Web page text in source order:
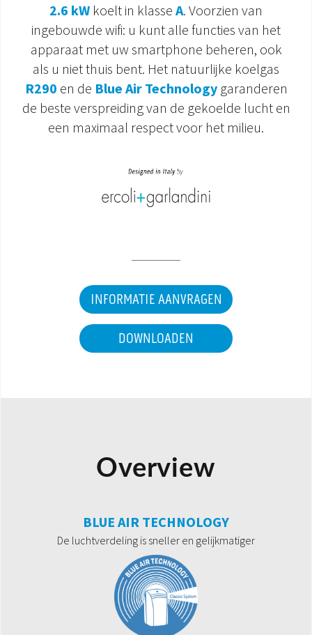
2.6 kW koelt in klasse A. Voorzien van
ingebouwde wifi: u kunt alle functies van het
apparaat met uw smartphone beheren, ook
als u niet thuis bent. Het natuurlijke koelgas
R290 en de Blue Air Technologygaranderen
de beste verspreiding van de gekoelde lucht en
een maximaal respect voor het milieu.
INFORMATIE AANVRAGEN
DOWNLOADEN
Overview
BLUE AIR TECHNOLOGY
De luchtverdeling is sneller en gelijkmatiger